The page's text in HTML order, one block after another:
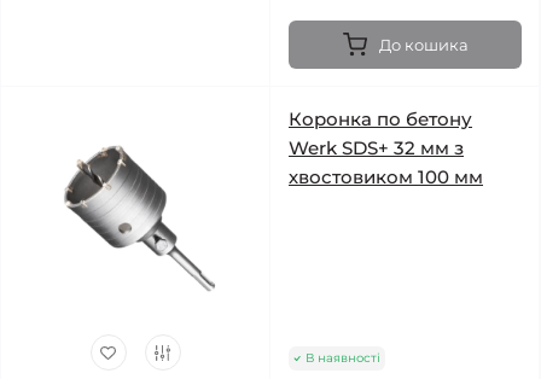
До кошика
Коронка по бетону
Werk SDS+ 32 мм з
хвостовиком 100 мм
В наявності